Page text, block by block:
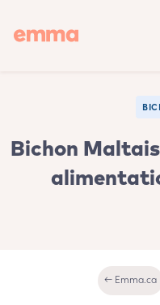
Bichon
← Emma.ca